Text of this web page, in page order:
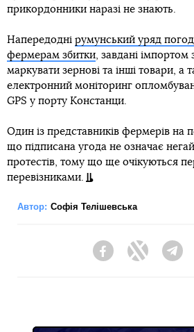
прикордонники наразі не знають.
Напередодні румунський уряд
фермерам збитки, завдані імпортом
маркувати зернові та інші товари, а
електронний моніторинг
GPS у порту Констанци.
Один із представників фермерів на
що підписана угода не означає
протестів, тому що ще очікуються
перевізниками.
Автор: Софія Телішевська
FacebookTwitter